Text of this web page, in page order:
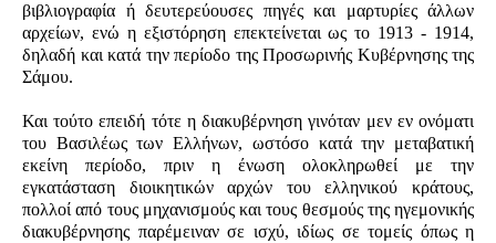
βιβλιογραφία ή δευτερεύουσες πηγές και μαρτυρίες άλλων
αρχείων, ενώ η εξιστόρηση επεκτείνεται ως το 1913 - 1914,
δηλαδή και κατά την περίοδο της Προσωρινής Κυβέρνησης της
Σάμου.
Και τούτο επειδή τότε η διακυβέρνηση γινόταν μεν εν ονόματι
του Βασιλέως των Ελλήνων, ωστόσο κατά την μεταβατική
εκείνη περίοδο, πριν η ένωση ολοκληρωθεί με την
εγκατάσταση διοικητικών αρχών του ελληνικού κράτους,
πολλοί από τους μηχανισμούς και τους θεσμούς της ηγεμονικής
διακυβέρνησης παρέμειναν σε ισχύ, ιδίως σε τομείς όπως η